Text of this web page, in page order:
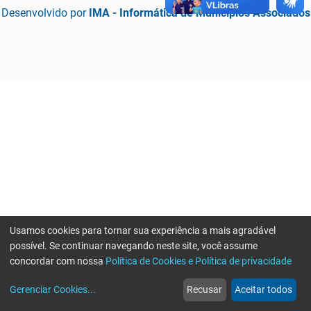
Desenvolvido por IMA - Informática de Municípios Associados
web
Notícias
more_horiz
Mais
Usamos cookies para tornar sua experiência a mais agradável
possível. Se continuar navegando neste site, você assume
concordar com nossa Política de Cookies e Política de privacidade
Gerenciar Cookies... Recusar Aceitar todos
Erro ao enviar informações, por favor tente novamente